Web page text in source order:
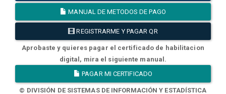
MANUAL DE METODOS DE PAGO
REGISTRARME Y PAGAR QR
Aprobaste y quieres pagar el certificado de habilitacion
digital, mira el siguiente manual.
PAGAR MI CERTIFICADO
© DIVISIÓN DE SISTEMAS DE INFORMACIÓN Y ESTADÍSTICA